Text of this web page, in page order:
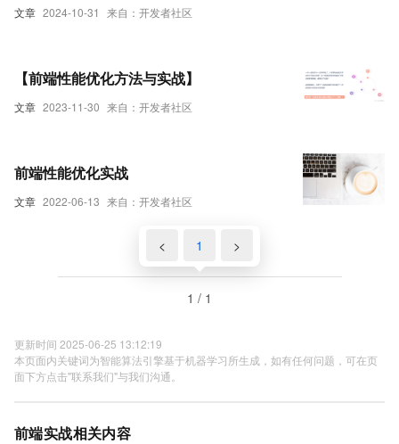
文章 2024-10-31 来自：开发者社区
文章 2023-11-30 来自：开发者社区
【前端性能优化方法与实战】
文章 2022-06-13 来自：开发者社区
前端性能优化实战
< 1 >
1 / 1
更新时间 2025-06-25 13:12:19
本页面内关键词为智能算法引擎基于机器学习所生成，如有任何问题，可在页
面下方点击"联系我们"与我们沟通。
前端实战相关内容